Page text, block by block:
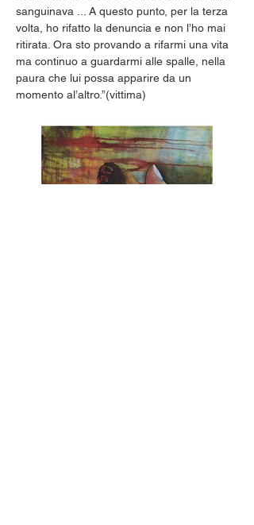
sanguinava ... A questo punto, per la terza
volta, ho rifatto la denuncia e non l’ho mai
ritirata. Ora sto provando a rifarmi una vita
ma continuo a guardarmi alle spalle, nella
paura che lui possa apparire da un
momento al’altro.”(vittima)